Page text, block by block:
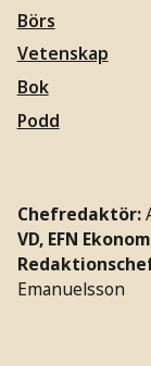
Börs
Vetenskap
Bok
Podd
Chefredaktör:
VD, EFN
Emanuelsson